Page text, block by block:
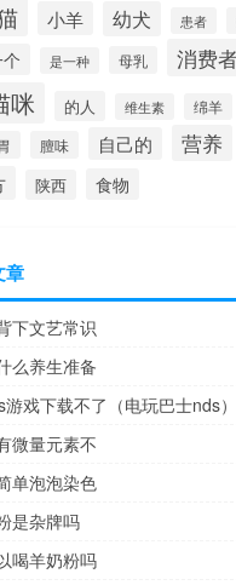
小羊 幼犬 患者
是一种 母乳 消费
咪 的人 维生素 绵羊
膻味 自己的 营养
陕西 食物
章
下文艺常识
么养生准备
戏下载不了（电玩巴士nds）
微量元素不
单泡泡染色
是杂牌吗
喝羊奶粉吗